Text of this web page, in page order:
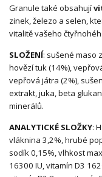
Granule také obsahují
zinek, železo a selen,
vitalitě vašeho
SLOŽENÍ: sušené maso
hovězí tuk (14%),
vepřová játra (2%),
extrakt, juka, beta
minerálů.
ANALYTICKÉ SLOŽKY:
vláknina 3,2%, hrubé
sodík 0,15%, vlhkost
16300 IU, vitamín D3